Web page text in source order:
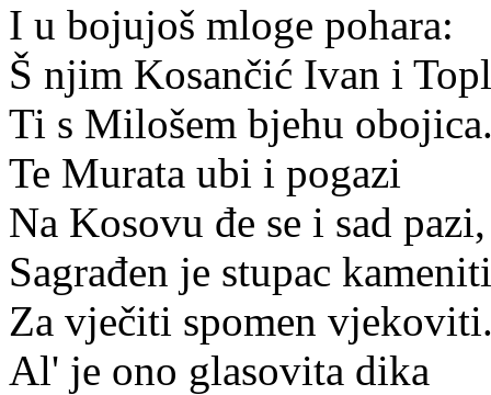
I u bojujoš mloge pohara:
Š njim Kosančić Ivan i
Ti s Milošem bjehu
Te Murata ubi i pogazi
Na Kosovu đe se i sad pazi,
Sagrađen je stupac kameniti
Za vječiti spomen
Al' je ono glasovita dika